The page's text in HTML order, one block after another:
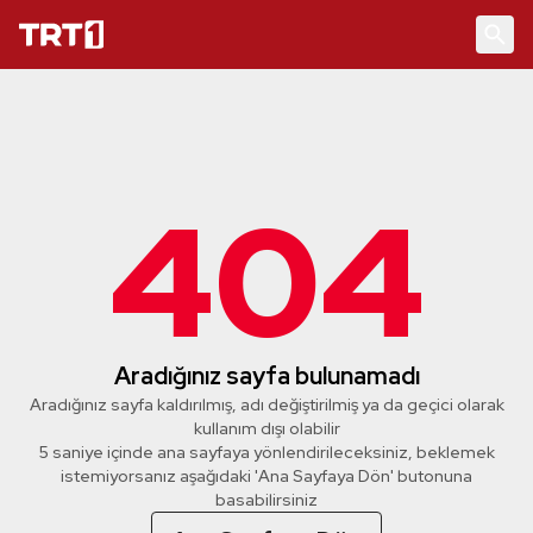
404
Aradığınız sayfa bulunamadı
Aradığınız sayfa kaldırılmış, adı değiştirilmiş ya da geçici olarak
kullanım dışı olabilir
5 saniye içinde ana sayfaya yönlendirileceksiniz, beklemek
istemiyorsanız aşağıdaki 'Ana Sayfaya Dön' butonuna
basabilirsiniz